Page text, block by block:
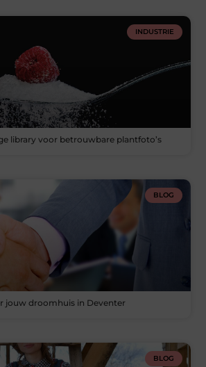
INDUSTRIE
library voor betrouwbare plantfoto’s
BLOG
jouw droomhuis in Deventer
BLOG